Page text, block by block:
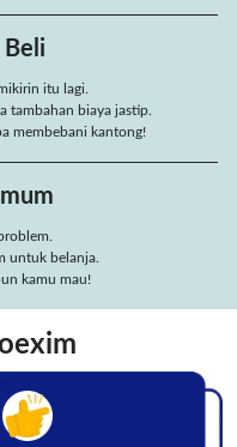
Beli
itu lagi.
tambahan biaya jastip.
membebani kantong!
untuk belanja.
kamu mau!